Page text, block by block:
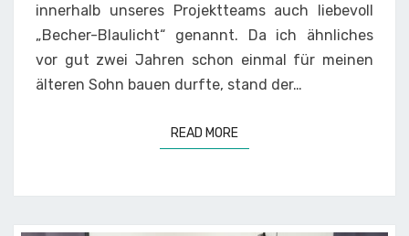
innerhalb unseres Projektteams auch liebevoll
„Becher-Blaulicht“ genannt. Da ich ähnliches
vor gut zwei Jahren schon einmal für meinen
älteren Sohn bauen durfte, stand der…
READ MOREREAD MORE